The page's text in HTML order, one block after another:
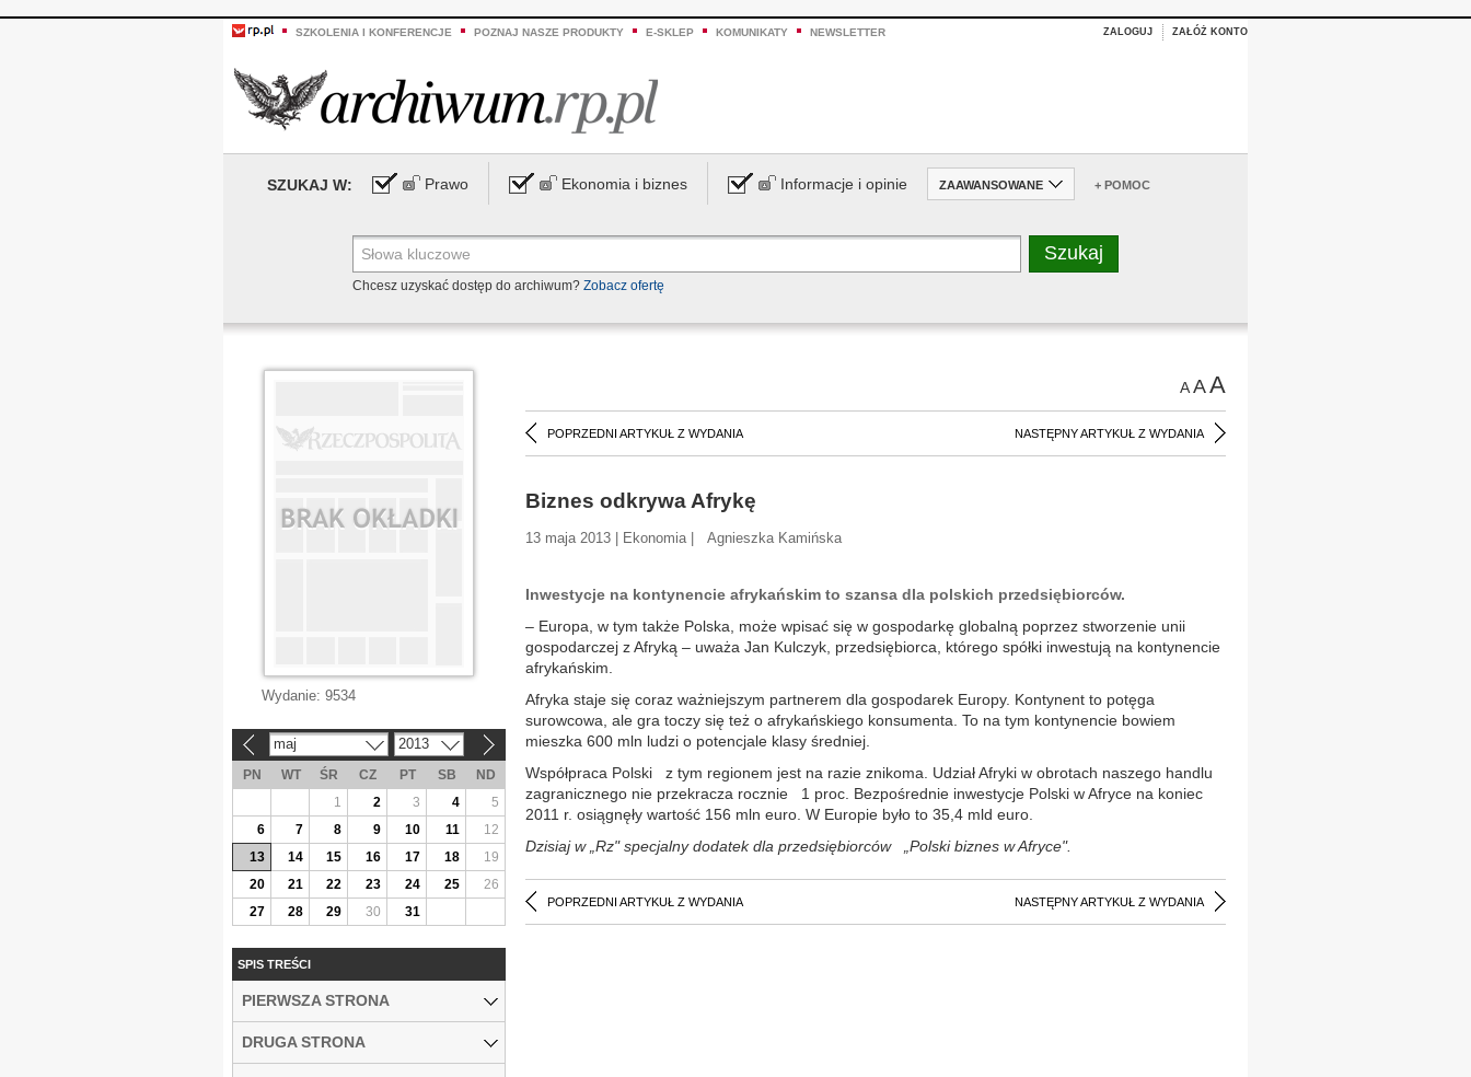
SZKOLENIA I KONFERENCJE POZNAJ NASZE PRODUKTY E-SKLEP KOMUNIKATY NEWSLETTER ZALOGUJ ZAŁÓŻ KONTO
SZUKAJ W: Prawo Ekonomia i biznes Informacje i opinie ZAAWANSOWANE + POMOC
Chcesz uzyskać dostęp do archiwum? Zobacz ofertę
AAA
POPRZEDNI ARTYKUŁ Z WYDANIA NASTĘPNY ARTYKUŁ Z WYDANIA
Biznes odkrywa Afrykę
13 maja 2013 | Ekonomia | Agnieszka Kamińska
Inwestycje na kontynencie afrykańskim to szansa dla polskich przedsiębiorców.
– Europa, w tym także Polska, może wpisać się w gospodarkę globalną poprzez stworzenie unii
gospodarczej z Afryką – uważa Jan Kulczyk, przedsiębiorca, którego spółki inwestują na kontynencie
afrykańskim.
Afryka staje się coraz ważniejszym partnerem dla gospodarek Europy. Kontynent to potęga
surowcowa, ale gra toczy się też o afrykańskiego konsumenta. To na tym kontynencie bowiem
mieszka 600 mln ludzi o potencjale klasy średniej.
Współpraca Polski z tym regionem jest na razie znikoma. Udział Afryki w obrotach naszego handlu
zagranicznego nie przekracza rocznie 1 proc. Bezpośrednie inwestycje Polski w Afryce na koniec
2011 r. osiągnęły wartość 156 mln euro. W Europie było to 35,4 mld euro.
Dzisiaj w „Rz" specjalny dodatek dla przedsiębiorców „Polski biznes w Afryce".
POPRZEDNI ARTYKUŁ Z WYDANIA NASTĘPNY ARTYKUŁ Z WYDANIA
Wydanie: 9534
maj 2013
PN WT ŚR CZ PT SB
ND
1
2 3 4
5
6
7 8 9 10 11
12
13
14 15 16 17 18
19
20
21 22 23 24 25
26
27
28 29 30 31
SPIS TREŚCI
PIERWSZA STRONA
DRUGA STRONA